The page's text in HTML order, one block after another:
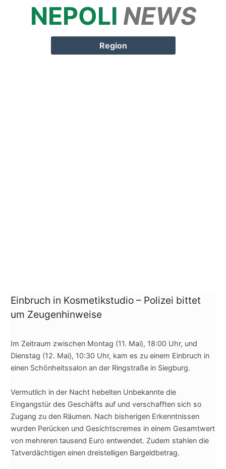
NEPOLI NEWS
Region
Einbruch in Kosmetikstudio – Polizei bittet
um Zeugenhinweise
Im Zeitraum zwischen Montag (11. Mai), 18:00 Uhr, und
Dienstag (12. Mai), 10:30 Uhr, kam es zu einem Einbruch in
einen Schönheitssalon an der Ringstraße in Siegburg.
Vermutlich in der Nacht hebelten Unbekannte die
Eingangstür des Geschäfts auf und verschafften sich so
Zugang zu den Räumen. Nach bisherigen Erkenntnissen
wurden Perücken und Gesichtscremes in einem Gesamtwert
von mehreren tausend Euro entwendet. Zudem stahlen die
Tatverdächtigen einen dreistelligen Bargeldbetrag.